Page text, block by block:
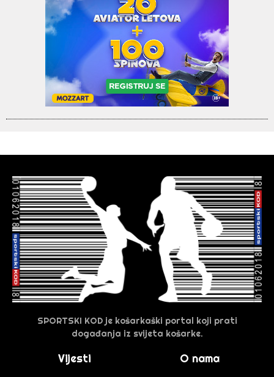
SPORTSKI KOD je košarkaški portal koji prati
događanja iz svijeta košarke.
Vijesti O nama